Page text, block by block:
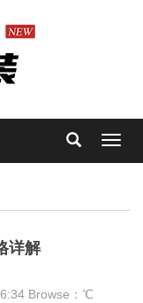
详解
Browse： ℃